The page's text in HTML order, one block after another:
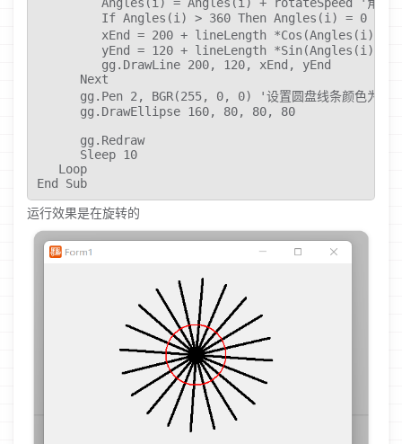
Angles(i) = Angles(i) + rotateSpeed '角度
         If Angles(i) > 360 Then Angles(i) = 0
xEnd = 200 + lineLength *Cos(Angles(i) *
yEnd = 120 + lineLength *Sin(Angles(i) *
         gg.DrawLine 200, 120, xEnd, yEnd
      Next
gg.Pen 2, BGR(255, 0, 0) '设置圆盘线条颜色为红
      gg.DrawEllipse 160, 80, 80, 80
      gg.Redraw
      Sleep 10
   Loop
End Sub
运行效果是在旋转的